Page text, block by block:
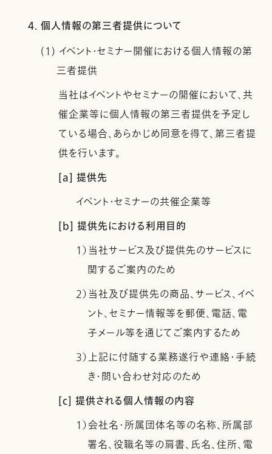
4. 個人情報の第三者提供について
(1) イベント・セミナー開催における個人情報の第
三者提供
当社はイベントやセミナーの開催において、共
催企業等に個人情報の第三者提供を予定し
ている場合、あらかじめ同意を得て、第三者提
供を行います。
[a] 提供先
イベント・セミナーの共催企業等
[b] 提供先における利用目的
1）当社サービス及び提供先のサービスに
関するご案内のため
2）当社及び提供先の商品、サービス、イベ
ント、セミナー情報等を郵便、電話、電
子メール等を通じてご案内するため
3）上記に付随する業務遂行や連絡・手続
き・問い合わせ対応のため
[c] 提供される個人情報の内容
1）会社名・所属団体名等の名称、所属部
署名、役職名等の肩書、氏名、住所、電